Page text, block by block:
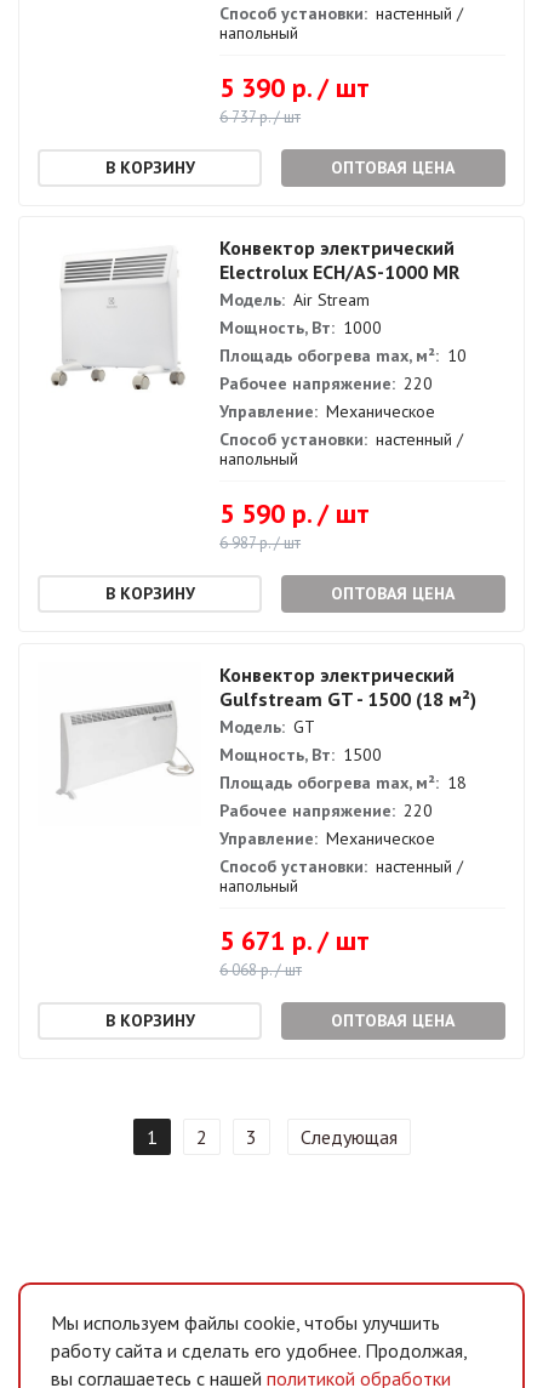
Способ установки: настенный /
напольный
5 390 р. / шт
6 737 р. / шт
ОПТОВАЯ ЦЕНА
Конвектор электрический
Electrolux ECH/AS-1000 MR
Модель: Air Stream
Мощность, Вт: 1000
Площадь обогрева max, м²: 10
Рабочее напряжение: 220
Управление: Механическое
Способ установки: настенный /
напольный
5 590 р. / шт
6 987 р. / шт
ОПТОВАЯ ЦЕНА
Конвектор электрический
Gulfstream GT - 1500 (18 м²)
Модель: GT
Мощность, Вт: 1500
Площадь обогрева max, м²: 18
Рабочее напряжение: 220
Управление: Механическое
Способ установки: настенный /
напольный
5 671 р. / шт
6 068 р. / шт
ОПТОВАЯ ЦЕНА
1 2 3 Следующая
Мы используем файлы cookie, чтобы улучшить
работу сайта и сделать его удобнее. Продолжая,
вы соглашаетесь с нашей политикой обработки